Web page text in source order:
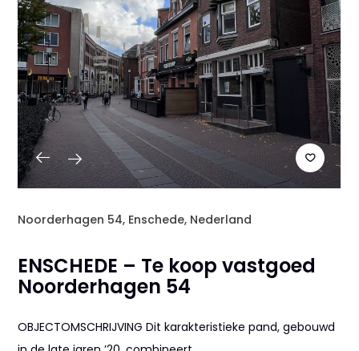
Noorderhagen 54, Enschede, Nederland
ENSCHEDE – Te koop vastgoed
Noorderhagen 54
OBJECTOMSCHRIJVING Dit karakteristieke pand, gebouwd